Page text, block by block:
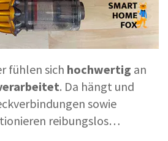
fühlen sich hochwertig an
. Da hängt und
sowie
reibungslos…